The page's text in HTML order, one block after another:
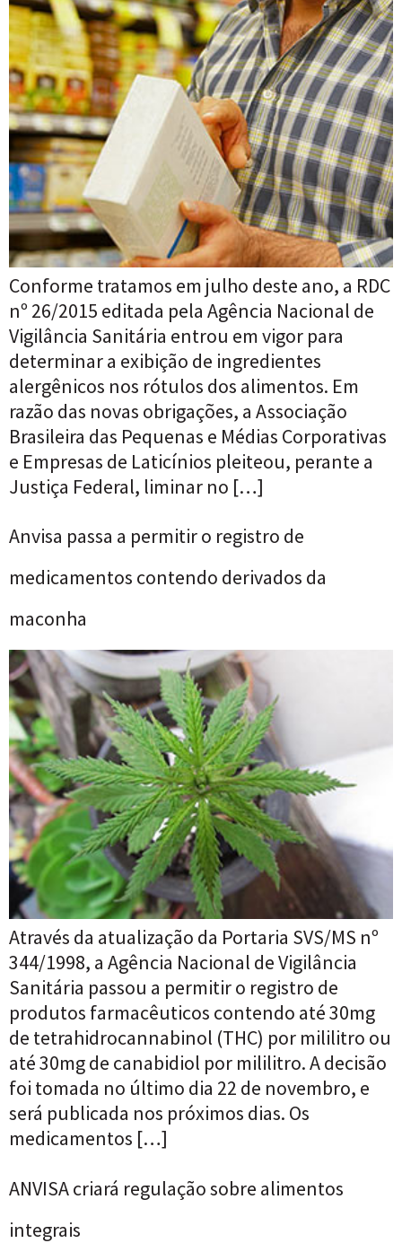
Conforme tratamos em julho deste ano, a RDC
nº 26/2015 editada pela Agência Nacional de
Vigilância Sanitária entrou em vigor para
determinar a exibição de ingredientes
alergênicos nos rótulos dos alimentos. Em
razão das novas obrigações, a Associação
Brasileira das Pequenas e Médias Corporativas
e Empresas de Laticínios pleiteou, perante a
Justiça Federal, liminar no […]
Anvisa passa a permitir o registro de
medicamentos contendo derivados da
maconha
Através da atualização da Portaria SVS/MS nº
344/1998, a Agência Nacional de Vigilância
Sanitária passou a permitir o registro de
produtos farmacêuticos contendo até 30mg
de tetrahidrocannabinol (THC) por mililitro ou
até 30mg de canabidiol por mililitro. A decisão
foi tomada no último dia 22 de novembro, e
será publicada nos próximos dias. Os
medicamentos […]
ANVISA criará regulação sobre alimentos
integrais